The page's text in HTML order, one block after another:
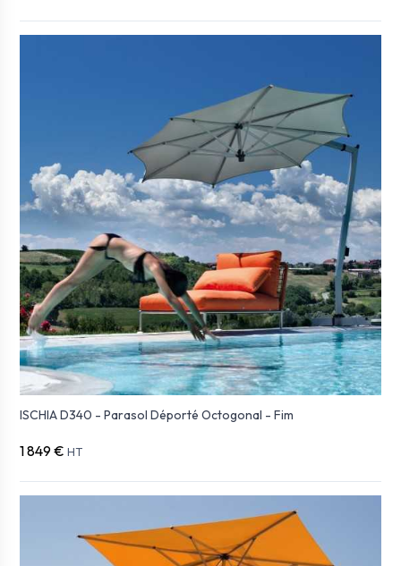
ISCHIA D340 - Parasol Déporté Octogonal - Fim
1 849 € HT